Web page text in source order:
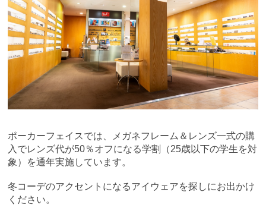
ポーカーフェイスでは、
メガネフレーム＆レンズ一式の購
入でレンズ代が50％オフになる学割（25歳以下の学生を対
象 ）を通年実施しています。
冬コーデのアクセントになるアイウェアを探しにお出かけ
ください。